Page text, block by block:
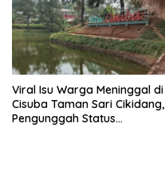
Viral Isu Warga Meninggal di
Cisuba Taman Sari Cikidang,
Pengunggah Status